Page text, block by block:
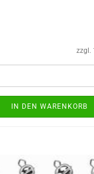
zzgl.
IN DEN WARENKORB